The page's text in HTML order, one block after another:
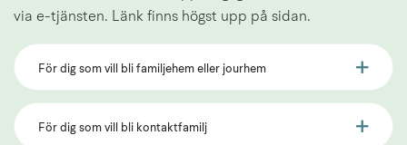
via e-tjänsten. Länk finns högst upp på sidan.
För dig som vill bli familjehem eller jourhem
För dig som vill bli kontaktfamilj